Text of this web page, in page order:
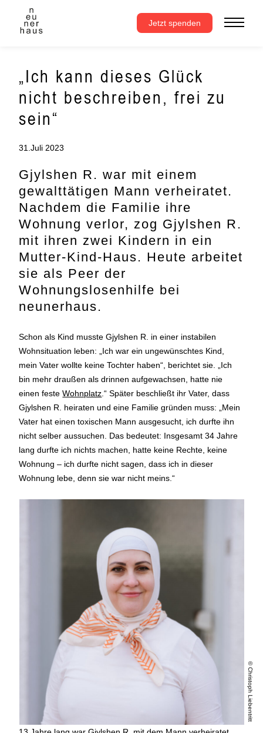
springen
Jetzt spenden
„Ich kann dieses Glück
nicht beschreiben, frei zu
sein“
31.Juli 2023
Gjylshen R. war mit einem
gewalttätigen Mann verheiratet.
Nachdem die Familie ihre
Wohnung verlor, zog Gjylshen R.
mit ihren zwei Kindern in ein
Mutter-Kind-Haus. Heute arbeitet
sie als Peer der
Wohnungslosenhilfe bei
neunerhaus.
Schon als Kind musste Gjylshen R. in einer instabilen
Wohnsituation leben: „Ich war ein ungewünschtes Kind,
mein Vater wollte keine Tochter haben“, berichtet sie. „Ich
bin mehr draußen als drinnen aufgewachsen, hatte nie
einen festeWohnplatz .“ Später beschließt ihr Vater, dass
Gjylshen R. heiraten und eine Familie gründen muss: „Mein
Vater hat einen toxischen Mann ausgesucht, ich durfte ihn
nicht selber aussuchen. Das bedeutet: Insgesamt 34 Jahre
lang durfte ich nichts machen, hatte keine Rechte, keine
Wohnung – ich durfte nicht sagen, dass ich in dieser
Wohnung lebe, denn sie war nicht meins.“
© Christoph Liebentritt